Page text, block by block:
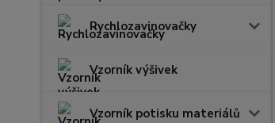
Rychlozavinovačky
Vzorník výšivek
Vzorník potisku materiálů